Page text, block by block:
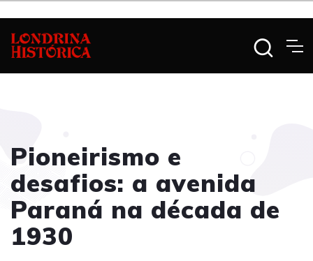
Pioneirismo e
desafios: a avenida
Paraná na década de
1930